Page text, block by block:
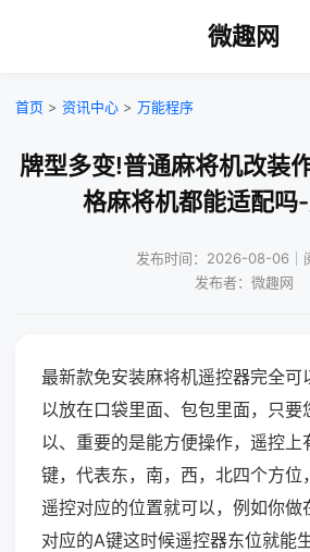
微趣网
首页 > 资讯中心 > 万能程序
牌型多变!普通麻将机改装
格麻将机都能适配吗
发布时间：2026-08-06｜
发布者：微趣网
最新款免安装麻将机遥控器完全可
以放在口袋里面、包包里面，只要
以、重要的是能方便操作，遥控上
键，代表东，南，西，北四个方位
遥控对应的位置就可以，例如你做
对应的A键这时候遥控器东位就能